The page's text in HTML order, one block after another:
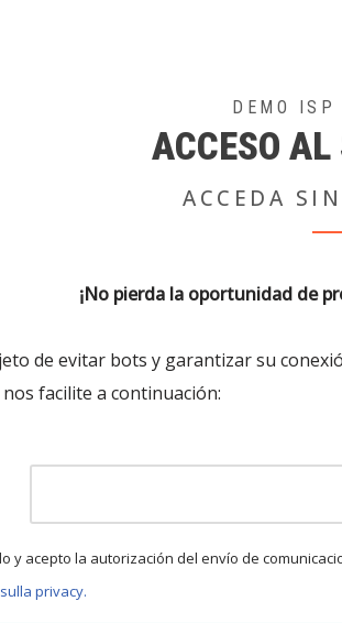
DEMO ISP
ACCESO
ACCEDA
¡No pierda la oportunidad de
de evitar bots y garantizar su
facilite a continuación:
y acepto la autorización del envío de
privacy.